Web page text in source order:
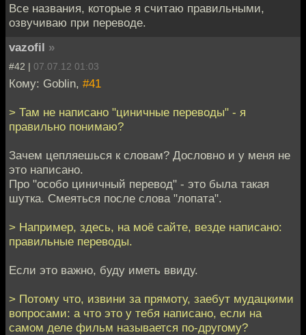
Все названия, которые я считаю правильными,
озвучиваю при переводе.
vazofil »
#42 | 07.07.12 01:03
Кому: Goblin, #41
> Там не написано "циничные переводы" - я
правильно понимаю?
Зачем цепляешься к словам? Дословно и у меня не
это написано.
Про "особо циничный перевод" - это была такая
шутка. Смеяться после слова "лопата".
> Например, здесь, на моё сайте, везде написано:
правильные переводы.
Если это важно, буду иметь ввиду.
> Потому что, извини за прямоту, заебут мудацкими
вопросами: а что это у тебя написано, если на
самом деле фильм называется по-другому?